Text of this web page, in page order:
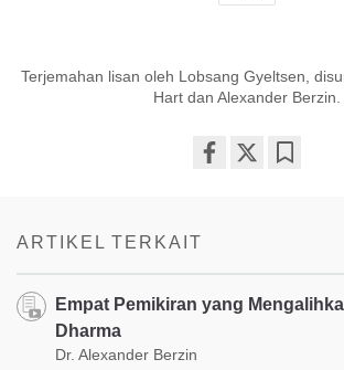
Terjemahan lisan oleh Lobsang Gyeltsen,
Hart dan Alexander Berzin.
ARTIKEL TERKAIT
Empat Pemikiran yang
Dharma
Dr. Alexander Berzin